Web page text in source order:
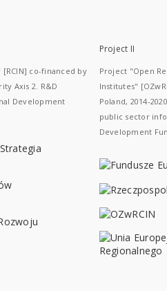
co-financed by
Axis 2. R&D
Development
Project II
Project "Open
Institutes"
Poland, 2014-
public sector
Development